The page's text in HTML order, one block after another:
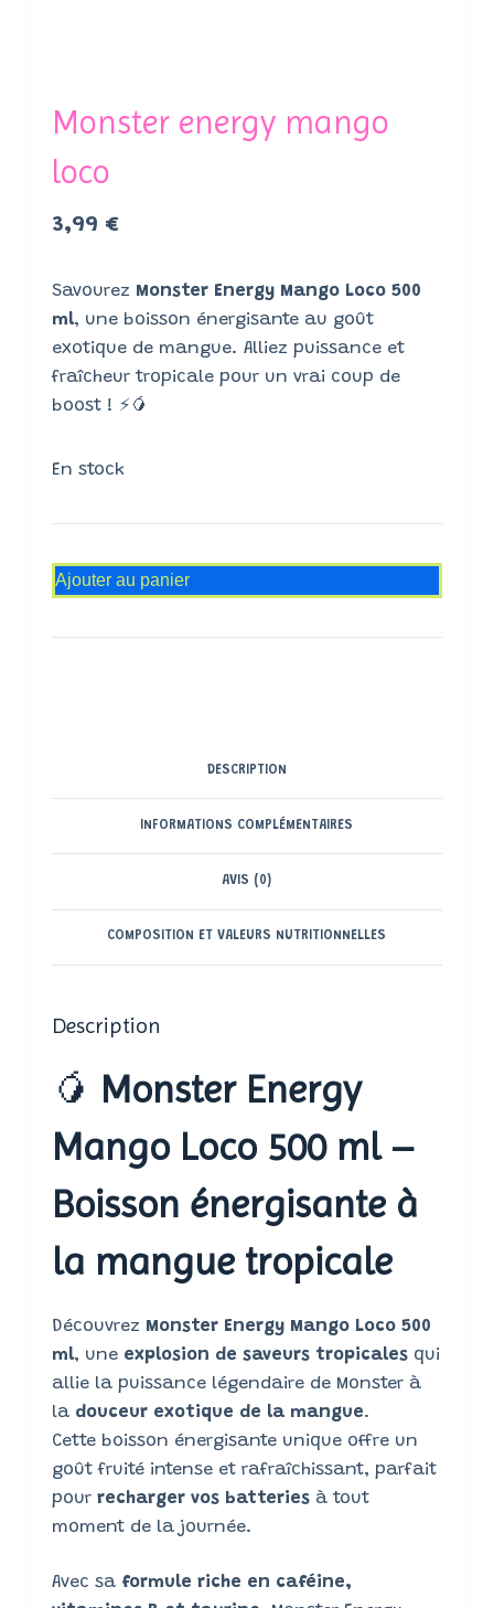
Monster energy mango
loco
3,99 €
Savourez Monster Energy Mango Loco 500
ml, une boisson énergisante au goût
exotique de mangue. Alliez puissance et
fraîcheur tropicale pour un vrai coup de
boost ! ⚡🥭
En stock
Ajouter au panier
DESCRIPTION
INFORMATIONS COMPLÉMENTAIRES
AVIS (0)
COMPOSITION ET VALEURS NUTRITIONNELLES
Description
🥭 Monster Energy
Mango Loco 500 ml –
Boisson énergisante à
la mangue tropicale
Découvrez Monster Energy Mango Loco 500
ml, une explosion de saveurs tropicalesqui
allie la puissance légendaire de Monster à
la douceur exotique de la mangue.
Cette boisson énergisante unique offre un
goût fruité intense et rafraîchissant, parfait
pour recharger vos batteriesà tout
moment de la journée.
Avec sa formule riche en caféine,